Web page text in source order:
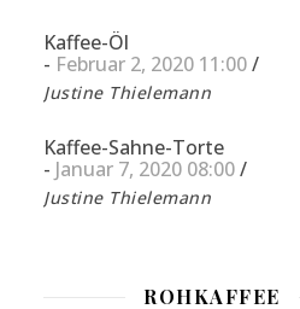
Kaffee-Öl
- Februar 2, 2020 11:00/
Justine Thielemann
Kaffee-Sahne-Torte
- Januar 7, 2020 08:00/
Justine Thielemann
ROHKAFFEE